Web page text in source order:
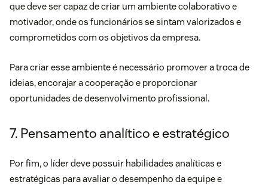
que deve ser capaz de criar um ambiente colaborativo e
motivador, onde os funcionários se sintam valorizados e
comprometidos com os objetivos da empresa.
Para criar esse ambiente é necessário promover a troca de
ideias, encorajar a cooperação e proporcionar
oportunidades de desenvolvimento profissional.
7. Pensamento analítico e estratégico
Por fim, o líder deve possuir habilidades analíticas e
estratégicas para avaliar o desempenho da equipe e